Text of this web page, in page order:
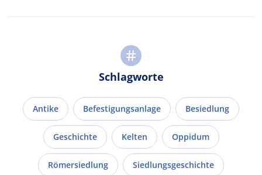
Schlagworte
Antike Befestigungsanlage Besiedlung
Geschichte Kelten Oppidum
Römersiedlung Siedlungsgeschichte